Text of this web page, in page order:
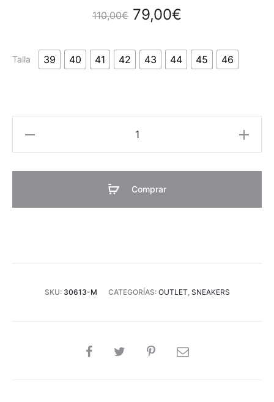
110,00€ 79,00€
Talla 39 40 41 42 43 44 45 46
Comprar
SKU: 30613-M CATEGORÍAS: OUTLET, SNEAKERS
SHARE